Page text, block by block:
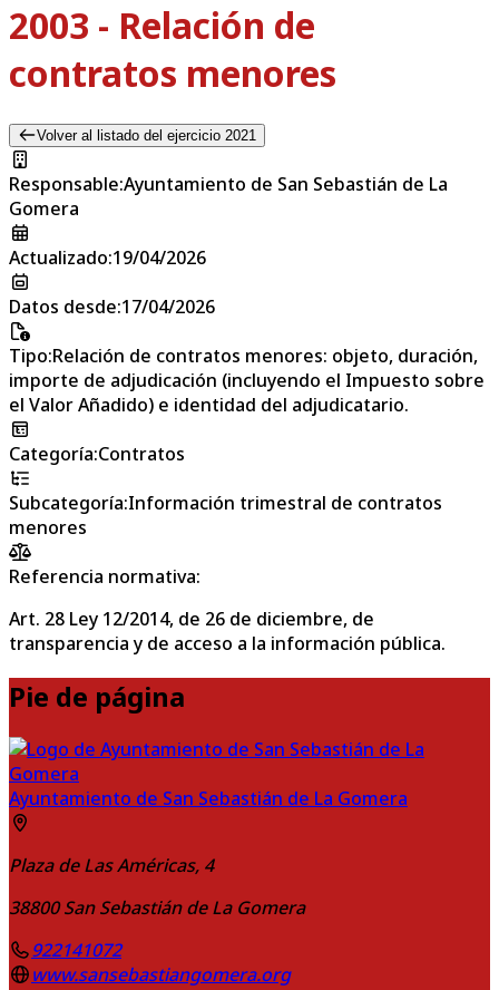
2003 - Relación de
contratos menores
Volver al listado del ejercicio 2021
Responsable:Ayuntamiento de San Sebastián de La
Gomera
Actualizado:19/04/2026
Datos desde:17/04/2026
Tipo:Relación de contratos menores: objeto, duración,
importe de adjudicación (incluyendo el Impuesto sobre
el Valor Añadido) e identidad del adjudicatario.
Categoría:Contratos
Subcategoría:Información trimestral de contratos
menores
Referencia normativa:
Art. 28 Ley 12/2014, de 26 de diciembre, de
transparencia y de acceso a la información pública.
Pie de página
Ayuntamiento de San Sebastián de La Gomera
Plaza de Las Américas, 4
38800 San Sebastián de La Gomera
922141072
www.sansebastiangomera.org